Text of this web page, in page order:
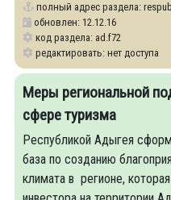
полный адрес раздела:
обновлен: 12.12.16
код раздела: ad.f72
редактировать: нет доступа
Меры региональной
сфере туризма
Республикой Адыгея
база по созданию
климата в регионе,